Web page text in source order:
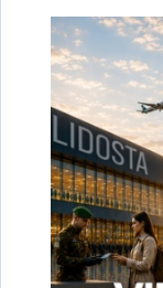
Republikas
amatpersonas
Skatīt vairāk